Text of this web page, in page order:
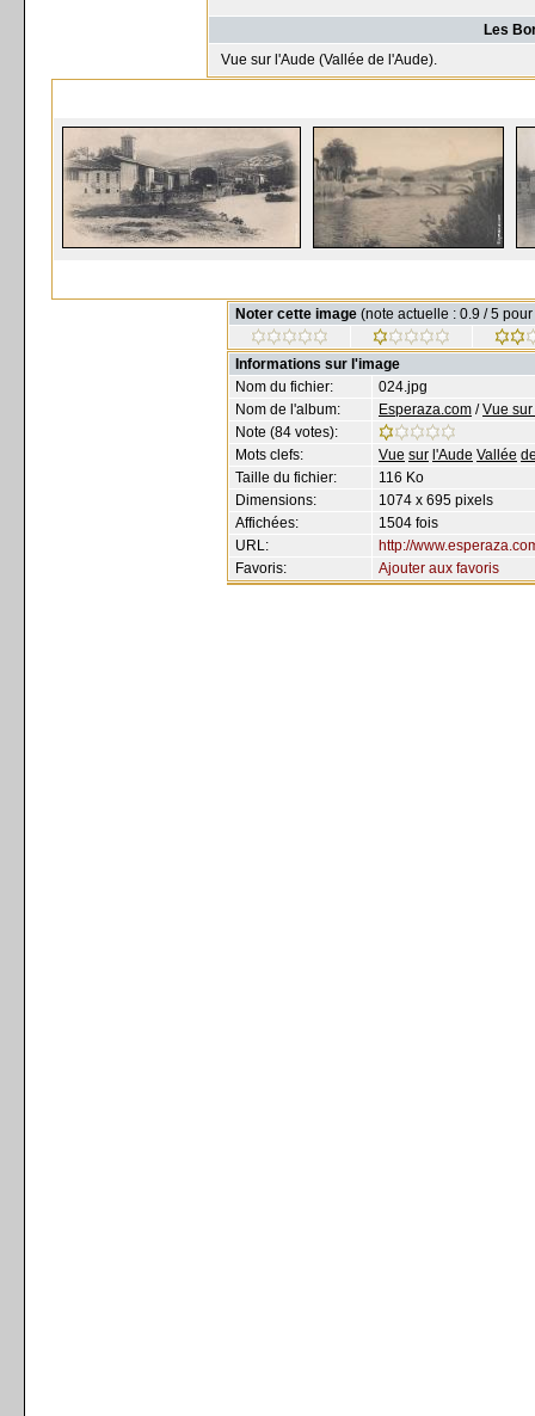
Les
Vue sur l'Aude (Vallée de l'Aude).
Noter cette image (note actuelle : 0.9 / 5
Informations sur l'image
Nom du fichier:
024.jpg
Nom de l'album:
Esperaza.com /Vue
Note (84 votes):
Mots clefs:
Vue sur l'Aude Vallée
Taille du fichier:
116 Ko
Dimensions:
1074 x 695 pixels
Affichées:
1504 fois
URL:
http://
Favoris:
Ajouter aux favoris